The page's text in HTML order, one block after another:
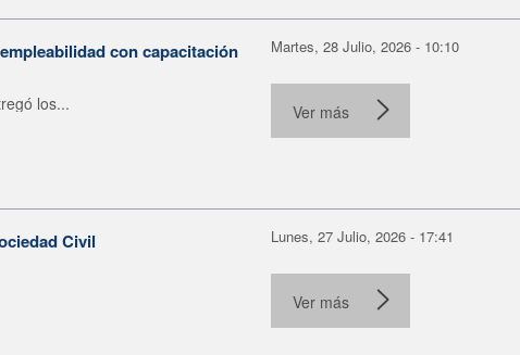
con capacitación
los...
Martes, 28 Julio, 2026 - 10:10
Ver más
Civil Lunes, 27 Julio, 2026 - 17:41
Ver más